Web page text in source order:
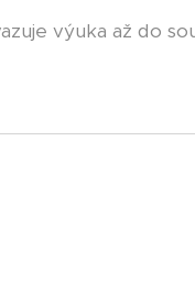
výuka až do